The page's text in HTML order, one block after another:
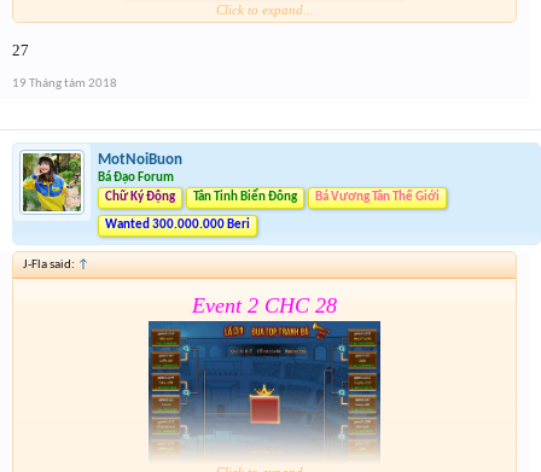
Nhớ tham gia event 2 . Event 2 sẽ đóng cùng thời
gian Event CHC 19/8
Click to expand...
27
19 Tháng tám 2018
MotNoiBuon
Bá Đạo Forum
Chữ Ký Động
Tân Tinh Biển Đông Bá Vương Tân Thế Giới
Wanted 300.000.000 Beri
J-Fla said: ↑
Event 2 CHC 28